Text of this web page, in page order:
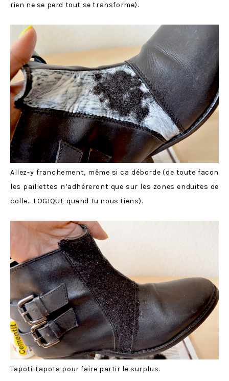
rien ne se perd tout se transforme).
Allez-y franchement, même si ca déborde (de toute facon
les paillettes n’adhéreront que sur les zones enduites de
colle… LOGIQUE quand tu nous tiens).
Tapoti-tapota pour faire partir le surplus.